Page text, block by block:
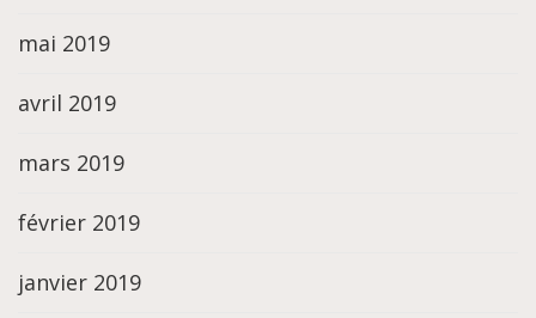
mai 2019
avril 2019
mars 2019
février 2019
janvier 2019